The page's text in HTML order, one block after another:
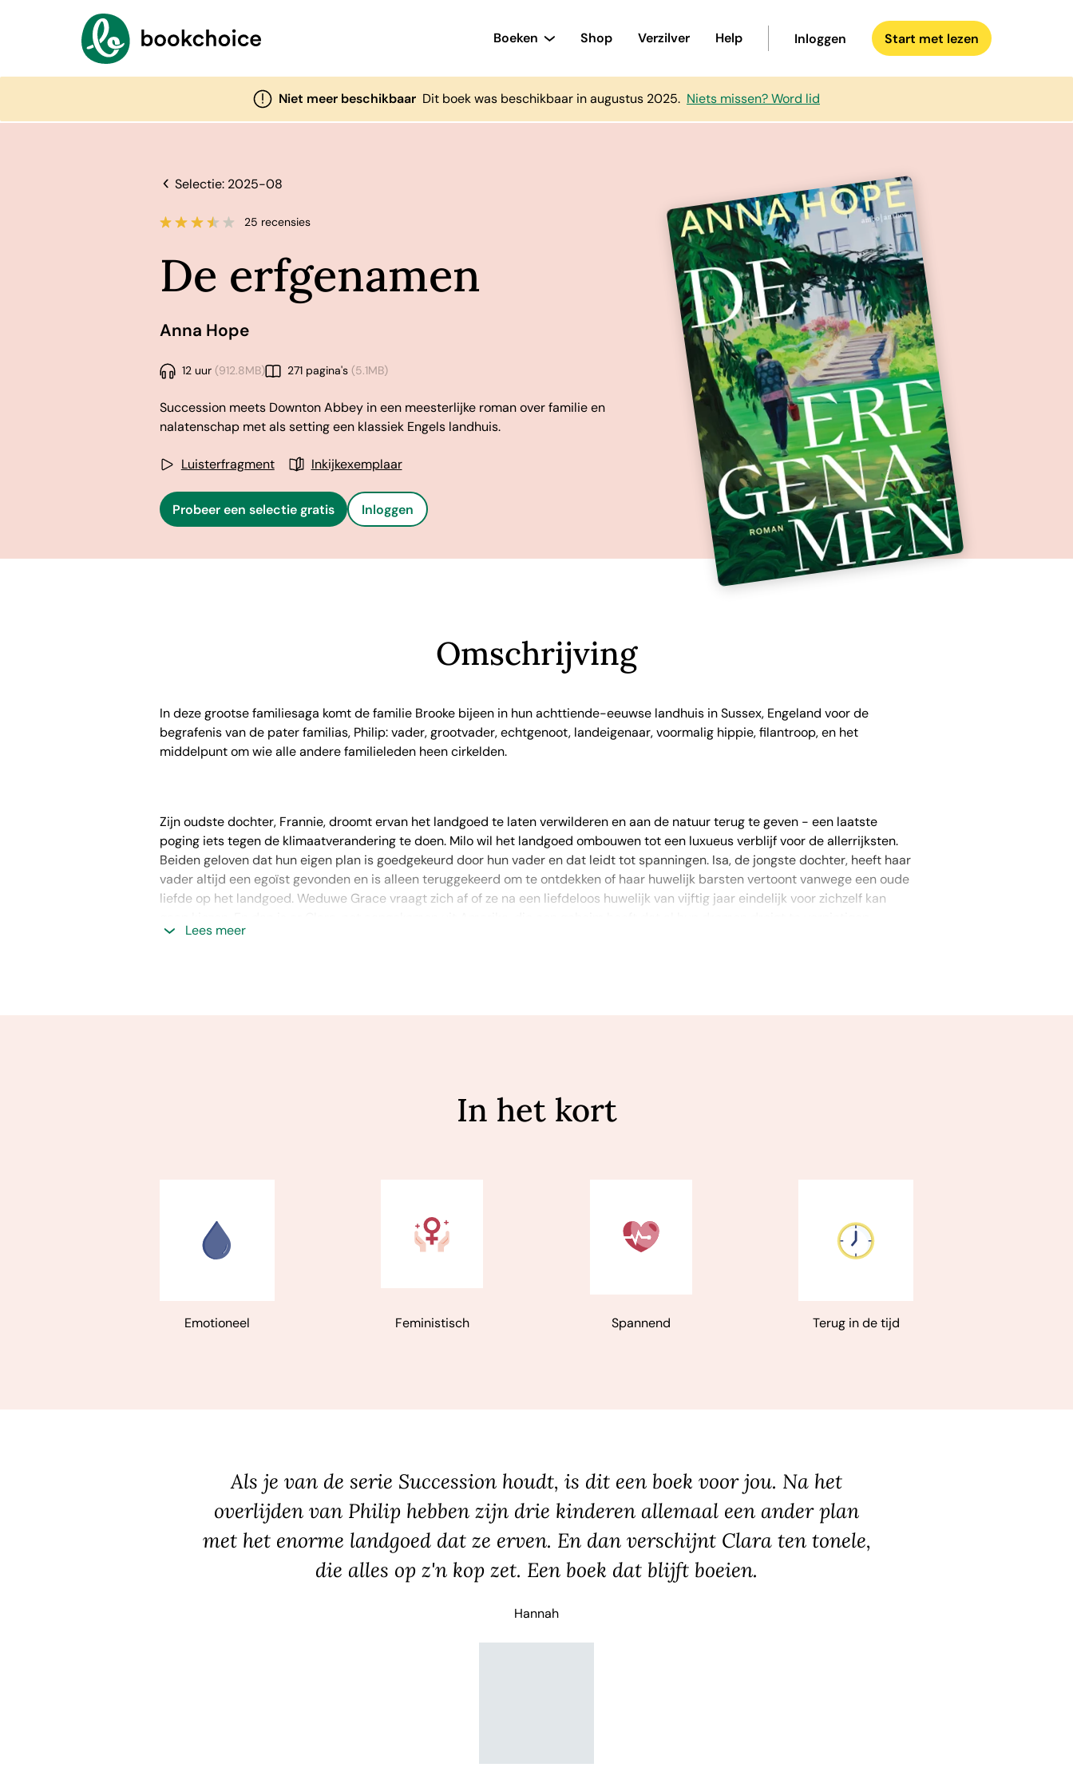
Boeken Shop Verzilver Help Inloggen Start met lezen
Niet meer beschikbaar Dit boek was beschikbaar in augustus 2025. Niets missen? Word lid
Selectie: 2025-08
25 recensies
De erfgenamen
Anna Hope
12 uur(912.8MB) 271 pagina's(5.1MB)
Succession meets Downton Abbey in een meesterlijke roman over familie en
nalatenschap met als setting een klassiek Engels landhuis.
Luisterfragment Inkijkexemplaar
Probeer een selectie gratis Inloggen
Omschrijving
In deze grootse familiesaga komt de familie Brooke bijeen in hun achttiende-eeuwse landhuis in Sussex, Engeland voor de
begrafenis van de pater familias, Philip: vader, grootvader, echtgenoot, landeigenaar, voormalig hippie, filantroop, en het
middelpunt om wie alle andere familieleden heen cirkelden.
Zijn oudste dochter, Frannie, droomt ervan het landgoed te laten verwilderen en aan de natuur terug te geven - een laatste
poging iets tegen de klimaatverandering te doen. Milo wil het landgoed ombouwen tot een luxueus verblijf voor de allerrijksten.
Beiden geloven dat hun eigen plan is goedgekeurd door hun vader en dat leidt tot spanningen. Isa, de jongste dochter, heeft haar
vader altijd een egoïst gevonden en is alleen teruggekeerd om te ontdekken of haar huwelijk barsten vertoont vanwege een oude
liefde op het landgoed. Weduwe Grace vraagt zich af of ze na een liefdeloos huwelijk van vijftig jaar eindelijk voor zichzelf kan
'Hope schrijft glashelder, met lef en raffinement.' -
Lees meer
In het kort
Emotioneel Feministisch Spannend Terug in de tijd
Als je van de serie Succession houdt, is dit een boek voor jou. Na het
overlijden van Philip hebben zijn drie kinderen allemaal een ander plan
met het enorme landgoed dat ze erven. En dan verschijnt Clara ten tonele,
die alles op z'n kop zet. Een boek dat blijft boeien.
Hannah